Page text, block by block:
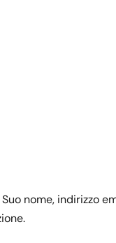
nome, indirizzo